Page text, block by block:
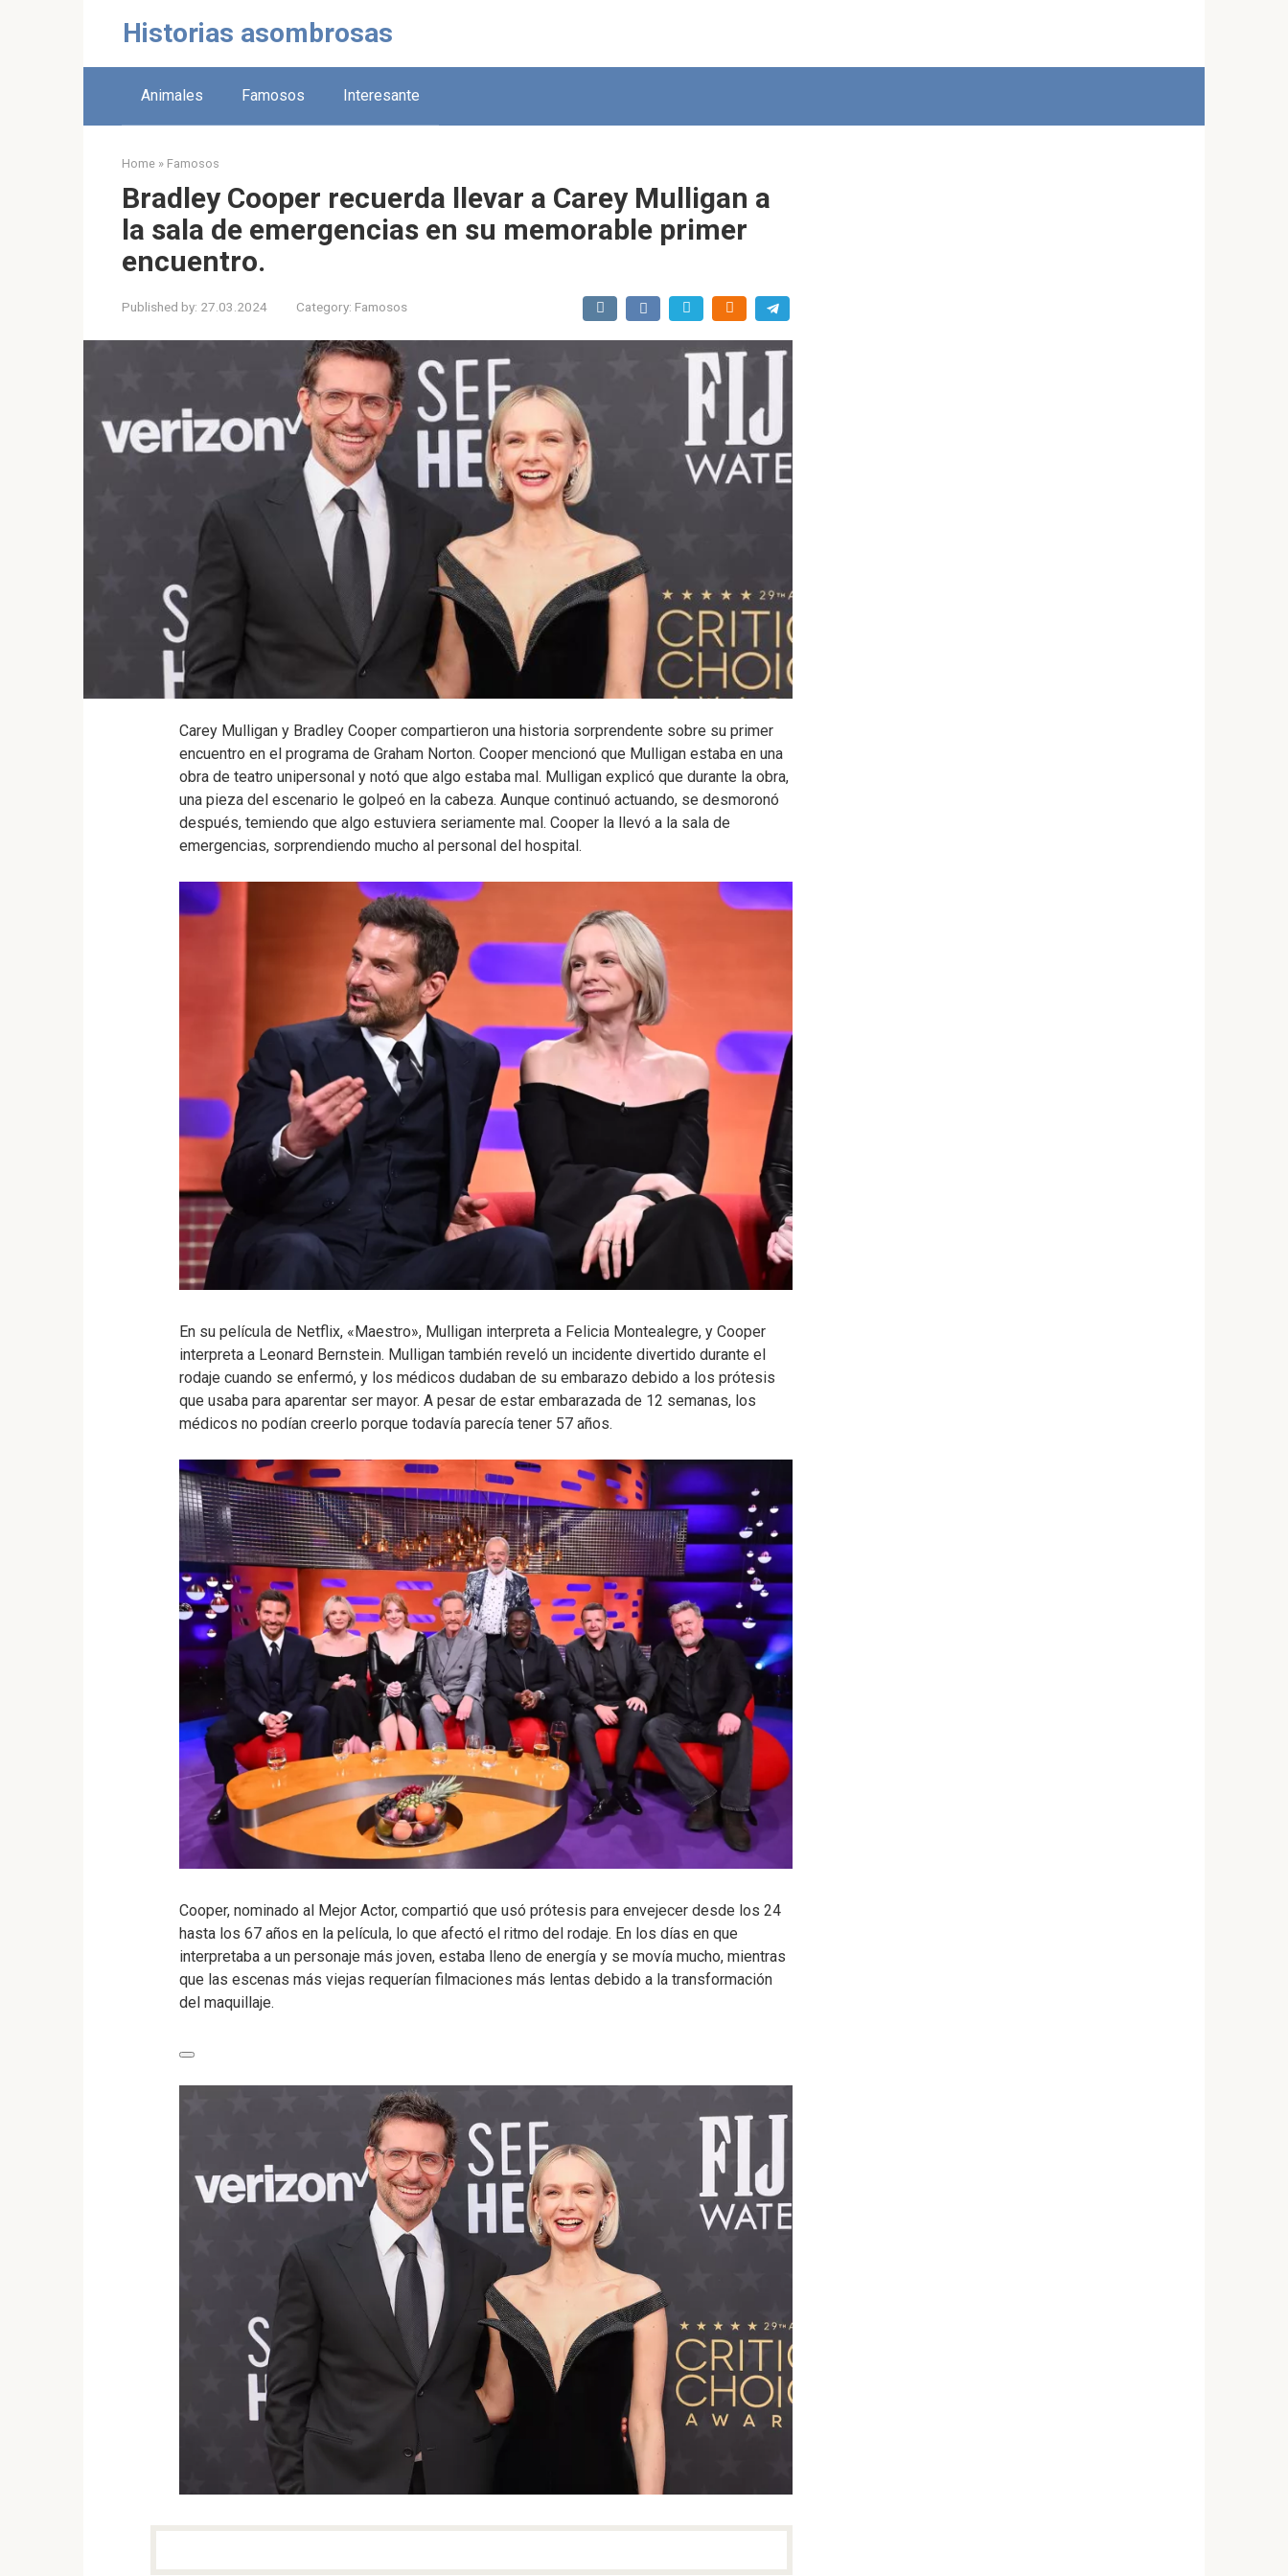
Historias asombrosas
Animales Famosos Interesante
Home » Famosos
Bradley Cooper recuerda llevar a Carey Mulligan a
la sala de emergencias en su memorable primer
encuentro.
Published by: 27.03.2024 Category: Famosos
Carey Mulligan y Bradley Cooper compartieron una historia sorprendente sobre su primer
encuentro en el programa de Graham Norton. Cooper mencionó que Mulligan estaba en una
obra de teatro unipersonal y notó que algo estaba mal. Mulligan explicó que durante la obra,
una pieza del escenario le golpeó en la cabeza. Aunque continuó actuando, se desmoronó
después, temiendo que algo estuviera seriamente mal. Cooper la llevó a la sala de
emergencias, sorprendiendo mucho al personal del hospital.
En su película de Netflix, «Maestro», Mulligan interpreta a Felicia Montealegre, y Cooper
interpreta a Leonard Bernstein. Mulligan también reveló un incidente divertido durante el
rodaje cuando se enfermó, y los médicos dudaban de su embarazo debido a los prótesis
que usaba para aparentar ser mayor. A pesar de estar embarazada de 12 semanas, los
médicos no podían creerlo porque todavía parecía tener 57 años.
Cooper, nominado al Mejor Actor, compartió que usó prótesis para envejecer desde los 24
hasta los 67 años en la película, lo que afectó el ritmo del rodaje. En los días en que
interpretaba a un personaje más joven, estaba lleno de energía y se movía mucho, mientras
que las escenas más viejas requerían filmaciones más lentas debido a la transformación
del maquillaje.